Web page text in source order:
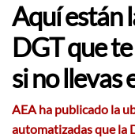
Aquí están
DGT que
si no llevas
AEA ha publicado la
automatizadas que la